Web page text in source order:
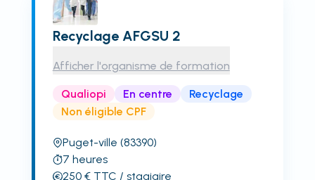
Recyclage AFGSU 2
Afficher l'organisme de formation
Qualiopi En centre
Recyclage
Non éligible CPF
Puget-ville (83390)
7 heures
250€ TTC / stagiaire